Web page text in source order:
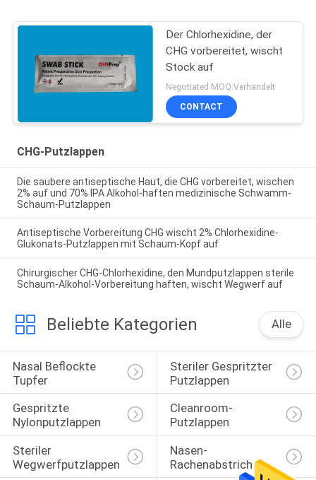
Der Chlorhexidine, der
CHG vorbereitet, wischt
Stock auf
Negotiated MOQ:Verhandelt
CONTACT
CHG-Putzlappen
Die saubere antiseptische Haut, die CHG vorbereitet, wischen
2% auf und 70% IPA Alkohol-haften medizinische Schwamm-
Schaum-Putzlappen
Antiseptische Vorbereitung CHG wischt 2% Chlorhexidine-
Glukonats-Putzlappen mit Schaum-Kopf auf
Chirurgischer CHG-Chlorhexidine, den Mundputzlappen sterile
Schaum-Alkohol-Vorbereitung haften, wischt Wegwerf auf
Beliebte Kategorien Alle
Nasal Beflockte
Tupfer
Steriler Gespritzter
Putzlappen
Gespritzte
Nylonputzlappen
Cleanroom-
Putzlappen
Steriler
Wegwerfputzlappen
Nasen-
Rachenabstrich